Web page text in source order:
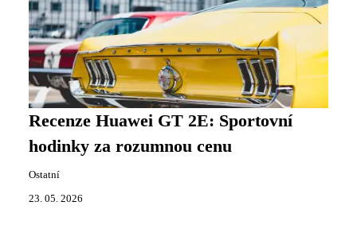
Recenze Huawei GT 2E: Sportovní
hodinky za rozumnou cenu
Ostatní
23. 05. 2026